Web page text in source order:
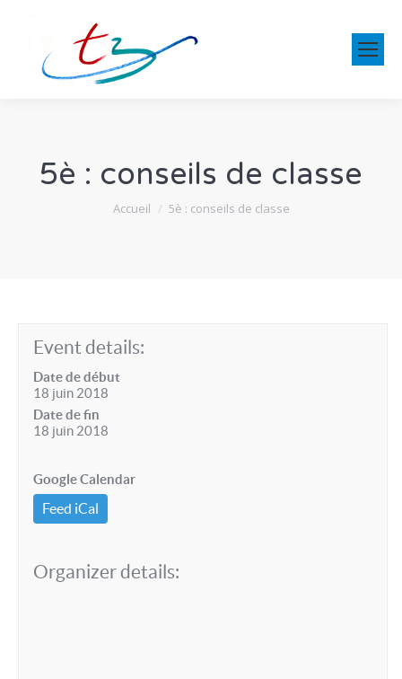
5è : conseils de classe
Vous êtes ici :
Accueil 5è : conseils de classe
Event details:
Date de début
18 juin 2018
Date de fin
18 juin 2018
Google Calendar
Feed iCal
Organizer details: